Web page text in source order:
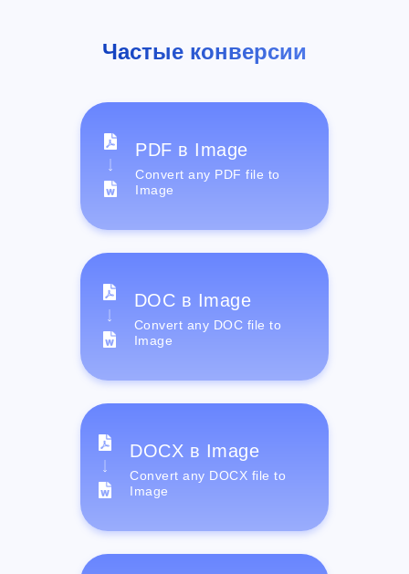
Частые конверсии
PDF в Image
Convert any PDF file to
Image
DOC в Image
Convert any DOC file to
Image
DOCX в Image
Convert any DOCX file to
Image